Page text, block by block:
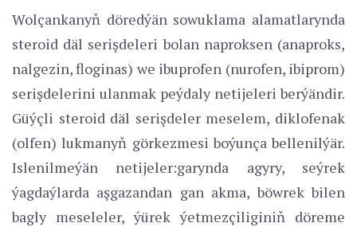
Wolçankanyň döredýän sowuklama alamatlarynda
steroid däl serişdeleri bolan naproksen (anaproks,
nalgezin, floginas) we ibuprofen (nurofen, ibiprom)
serişdelerini ulanmak peýdaly netijeleri berýändir.
Güýçli steroid däl serişdeler meselem, diklofenak
(olfen) lukmanyň görkezmesi boýunça bellenilýär.
Islenilmeýän netijeler:garynda agyry, seýrek
ýagdaýlarda aşgazandan gan akma, böwrek bilen
bagly meseleler, ýürek ýetmezçiliginiň döreme